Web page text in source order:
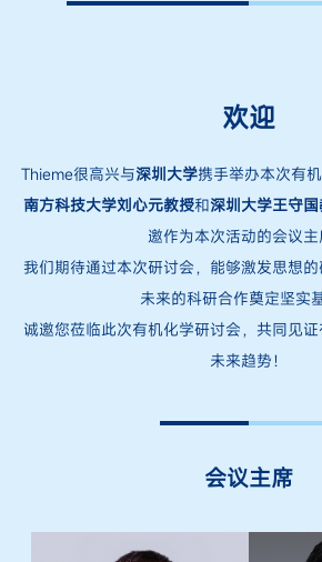
欢迎
Thieme很高兴与深圳大学携手举办本次有
南方科技大学刘心元教授和深圳大学王守
邀作为本次活动的会议主
我们期待通过本次研讨会，能够激发思想
未来的科研合作奠定坚实
诚邀您莅临此次有机化学研讨会，共同见
未来趋势！
会议主席